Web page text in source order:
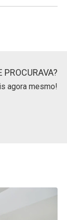
PROCURAVA?
agora mesmo!